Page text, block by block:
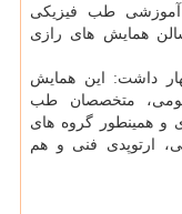
آموزشی طب فیزیكی
همایش های رازی
داشت: این همایش
متخصصان طب
و همینطور گروه های
ارتوپدی فنی و هم